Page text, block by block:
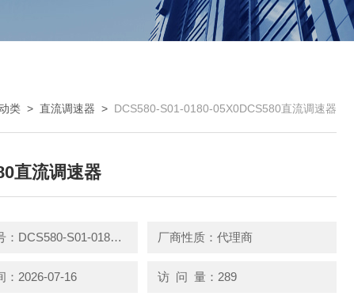
类 > 直流调速器 > DCS580-S01-0180-05X0DCS580直流调速器
直流调速器
产品型号：DCS580-S01-0180-05X0 厂商性质：代理商
：2026-07-16 访 问 量：289